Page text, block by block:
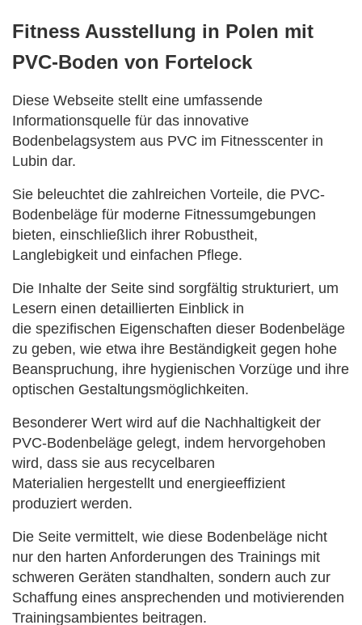
Fitness Ausstellung in Polen mit
PVC-Boden von Fortelock
Diese Webseite stellt eine umfassende
Informationsquelle für das innovative
Bodenbelagsystem aus PVC im Fitnesscenter in
Lubin dar.
Sie beleuchtet die zahlreichen Vorteile, die PVC-
Bodenbeläge für moderne Fitnessumgebungen
bieten, einschließlich ihrer Robustheit,
Langlebigkeit und einfachen Pflege.
Die Inhalte der Seite sind sorgfältig strukturiert, um
Lesern einen detaillierten Einblick in
die spezifischen Eigenschaften dieser Bodenbeläge
zu geben, wie etwa ihre Beständigkeit gegen hohe
Beanspruchung, ihre hygienischen Vorzüge und ihre
optischen Gestaltungsmöglichkeiten.
Besonderer Wert wird auf die Nachhaltigkeit der
PVC-Bodenbeläge gelegt, indem hervorgehoben
wird, dass sie aus recycelbaren
Materialien hergestellt und energieeffizient
produziert werden.
Die Seite vermittelt, wie diese Bodenbeläge nicht
nur den harten Anforderungen des Trainings mit
schweren Geräten standhalten, sondern auch zur
Schaffung eines ansprechenden und motivierenden
Trainingsambientes beitragen.